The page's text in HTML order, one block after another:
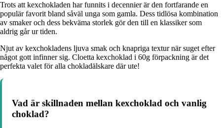
Trots att kexchokladen har funnits i decennier är den fortfarande en
populär favorit bland såväl unga som gamla. Dess tidlösa kombination
av smaker och dess bekväma storlek gör den till en klassiker som
aldrig går ur tiden.
Njut av kexchokladens ljuva smak och knapriga textur när suget efter
något gott infinner sig. Cloetta kexchoklad i 60g förpackning är det
perfekta valet för alla chokladälskare där ute!
Vad är skillnaden mellan kexchoklad och vanlig
choklad?